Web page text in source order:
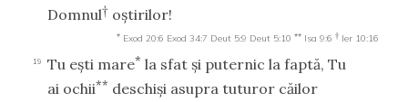
Domnul† oştirilor!
* Exod 20:6 Exod 34:7 Deut 5:9 Deut 5:10 ** Isa 9:6 † Ier 10:16
19 Tu eşti mare* la sfat şi puternic la faptă, Tu
ai ochii** deschişi asupra tuturor căilor